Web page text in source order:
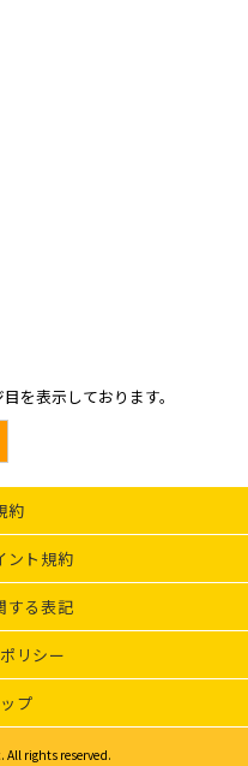
を表示しております。
約
ント規約
する表記
リシー
プ
All rights reserved.